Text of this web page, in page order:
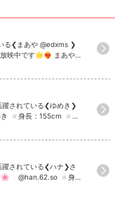
映中です🌟❤️‍🔥 まあや
ご覧ください🥰⁡ ⁡ aziancl
ォローといいね！もお
躍されている❮ゆめき❯
し方：毛布にくるまっ
しております！！ 1度
がある方はお気軽にD
躍されている❮ハナ❯さ
：ホットヨガ、ピラ